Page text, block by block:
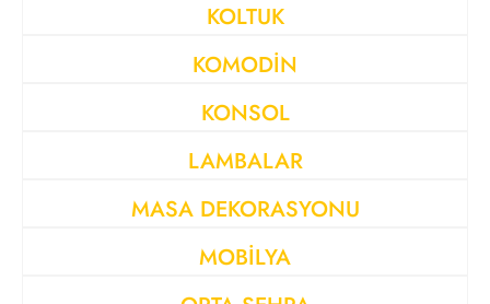
KOLTUK
KOMODİN
KONSOL
LAMBALAR
MASA DEKORASYONU
MOBİLYA